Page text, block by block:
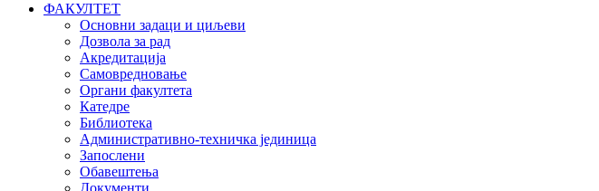
ФАКУЛТЕТ
Основни задаци и циљеви
Дозвола за рад
Акредитација
Самовредновање
Органи факултета
Катедре
Библиотека
Административно-техничка јединица
Запослени
Обавештења